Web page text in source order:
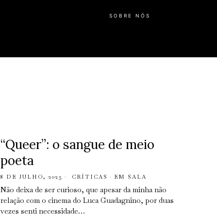
SOBRE NÓS
“Queer”: o sangue de meio
poeta
8 DE JULHO, 2025 CRÍTICAS · EM SALA
Não deixa de ser curioso, que apesar da minha não
relação com o cinema do Luca Guadagnino, por duas
vezes senti necessidade…